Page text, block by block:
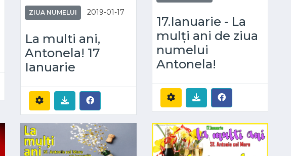
ZIUA NUMELUI 2019-01-17
La multi ani,
Antonela! 17
Ianuarie
17.Ianuarie - La
mulți ani de ziua
numelui
Antonela!